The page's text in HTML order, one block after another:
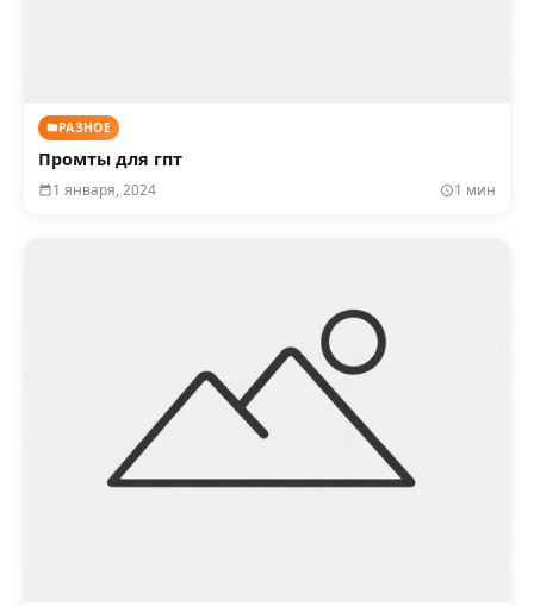
РАЗНОЕ
Промты для гпт
1 января, 2024 1 мин